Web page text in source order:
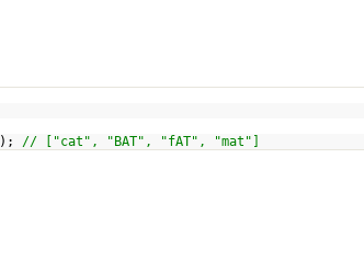
// ["cat", "BAT", "fAT", "mat"]